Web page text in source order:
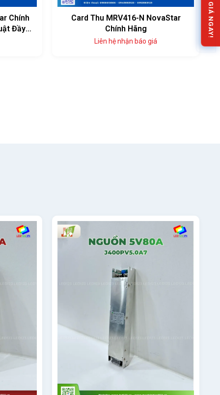
Chính
Đầy
Card Thu MRV416-N NovaStar
Chính Hãng
Liên hệ nhận báo giá